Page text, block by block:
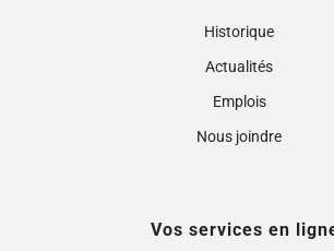
Historique
Actualités
Emplois
Nous joindre
Vos services en